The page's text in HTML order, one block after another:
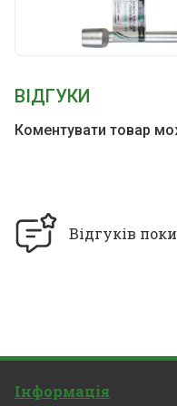
ВІДГУКИ
Коментувати товар
Відгуків
Інформація